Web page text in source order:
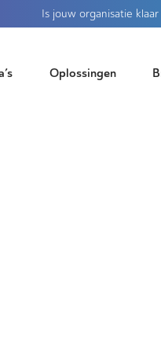
Is jouw organisatie
Oplossingen